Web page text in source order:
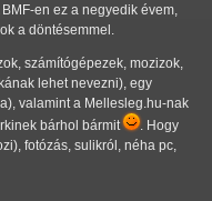
en ez a negyedik évem,
a döntésemmel.
számítógépezek, mozizok,
lehet nevezni), egy
valamint a Mellesleg.hu-nak
bárhol bármit
. Hogy
fotózás, sulikról, néha pc,